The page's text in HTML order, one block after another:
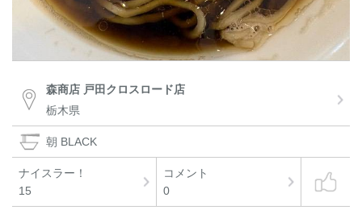
森商店 戸田クロスロード店
栃木県
朝 BLACK
ナイスラー！
15
コメント
0